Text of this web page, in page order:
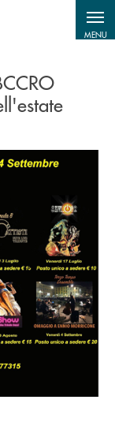
MENU